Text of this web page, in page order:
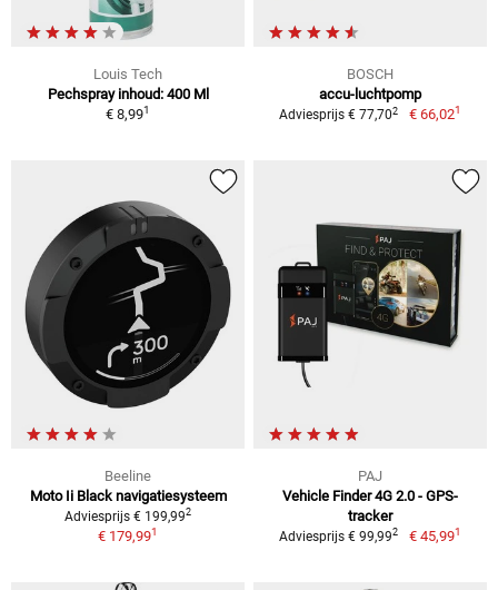
Louis Tech
Pechspray inhoud: 400 Ml
€ 8,991
BOSCH
accu-luchtpomp
Adviesprijs € 77,702 € 66,021
Beeline
Moto Ii Black navigatiesysteem
Adviesprijs € 199,992
€ 179,991
PAJ
Vehicle Finder 4G 2.0 - GPS-
tracker
Adviesprijs € 99,992 € 45,991